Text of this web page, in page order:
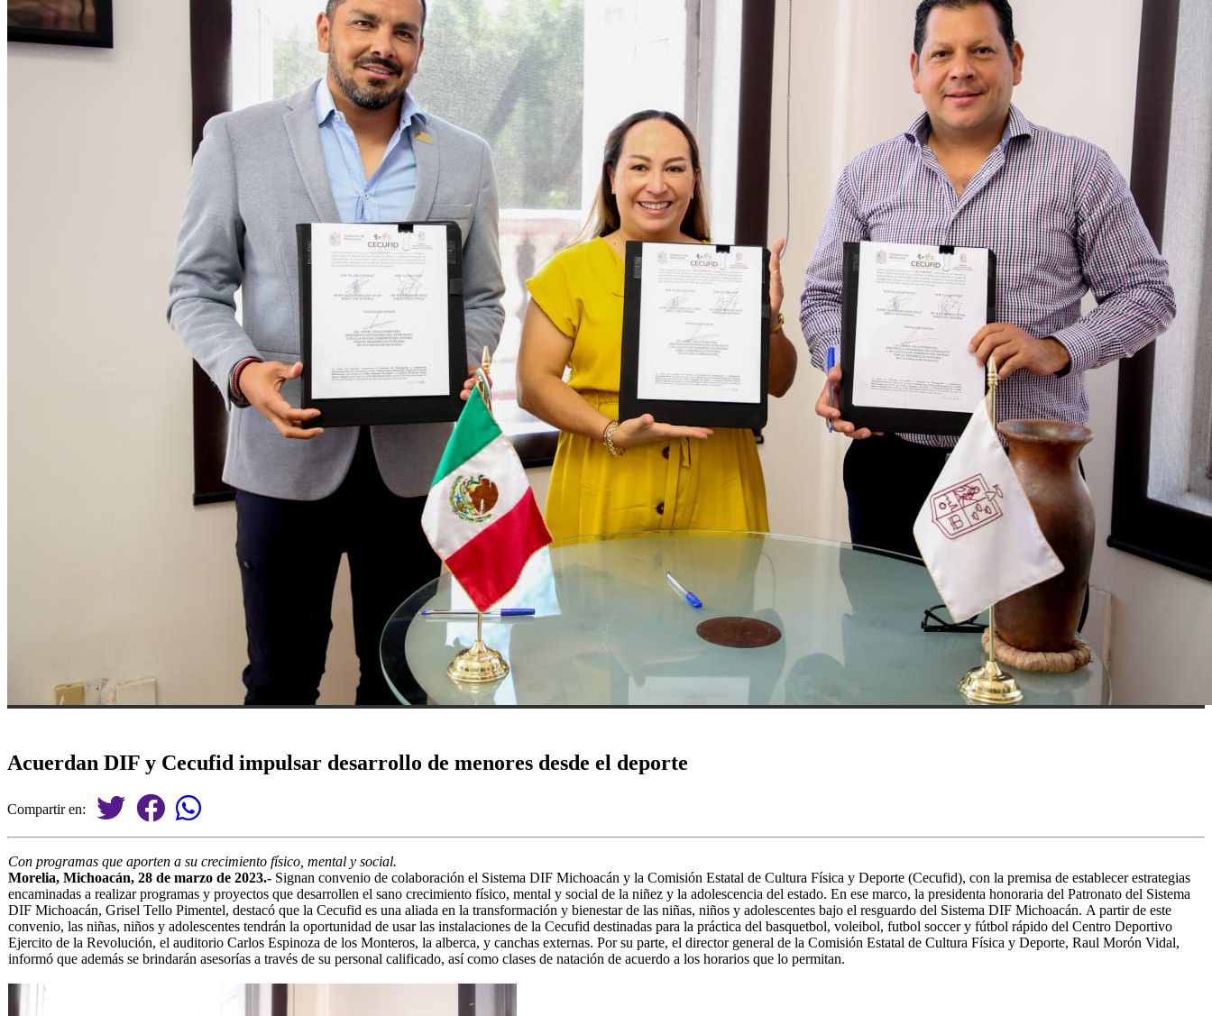
Acuerdan DIF y Cecufid impulsar desarrollo de menores desde el deporte
Compartir en:
Con programas que aporten a su crecimiento físico, mental y social.
Morelia, Michoacán, 28 de marzo de 2023.- Signan convenio de colaboración el Sistema DIF Michoacán y la Comisión Estatal de Cultura Física y Deporte (Cecufid), con la premisa de establecer estrategias
encaminadas a realizar programas y proyectos que desarrollen el sano crecimiento físico, mental y social de la niñez y la adolescencia del estado. En ese marco, la presidenta honoraria del Patronato del Sistema
DIF Michoacán, Grisel Tello Pimentel, destacó que la Cecufid es una aliada en la transformación y bienestar de las niñas, niños y adolescentes bajo el resguardo del Sistema DIF Michoacán. A partir de este
convenio, las niñas, niños y adolescentes tendrán la oportunidad de usar las instalaciones de la Cecufid destinadas para la práctica del basquetbol, voleibol, futbol soccer y fútbol rápido del Centro Deportivo
Ejercito de la Revolución, el auditorio Carlos Espinoza de los Monteros, la alberca, y canchas externas. Por su parte, el director general de la Comisión Estatal de Cultura Física y Deporte, Raul Morón Vidal,
informó que además se brindarán asesorías a través de su personal calificado, así como clases de natación de acuerdo a los horarios que lo permitan.